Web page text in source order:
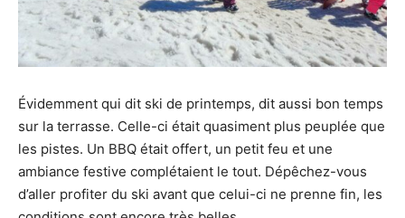
Évidemment qui dit ski de printemps, dit aussi bon temps
sur la terrasse. Celle-ci était quasiment plus peuplée que
les pistes. Un BBQ était offert, un petit feu et une
ambiance festive complétaient le tout. Dépêchez-vous
d’aller profiter du ski avant que celui-ci ne prenne fin, les